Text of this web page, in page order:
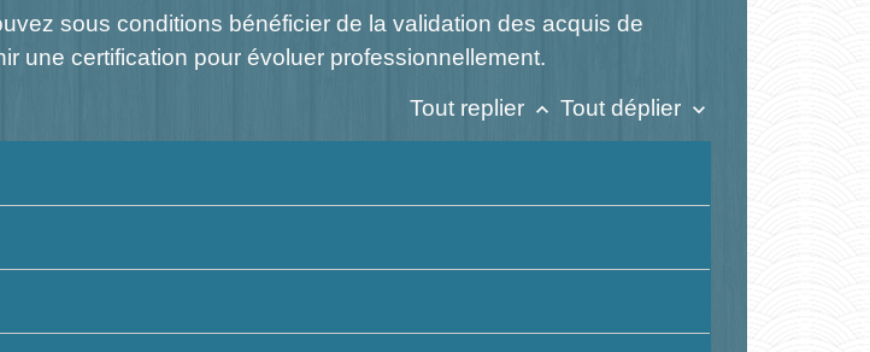
sous conditions bénéficier de la validation des acquis de
une certification pour évoluer professionnellement.
Tout replier keyboard_arrow_up Tout déplier keyboard_arrow_down